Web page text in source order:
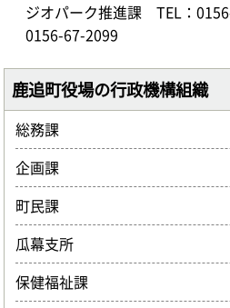
ジオパーク推進課
TEL：
0156-67-2099
鹿追町役場の行政機構組織
総務課
企画課
町民課
瓜幕支所
保健福祉課